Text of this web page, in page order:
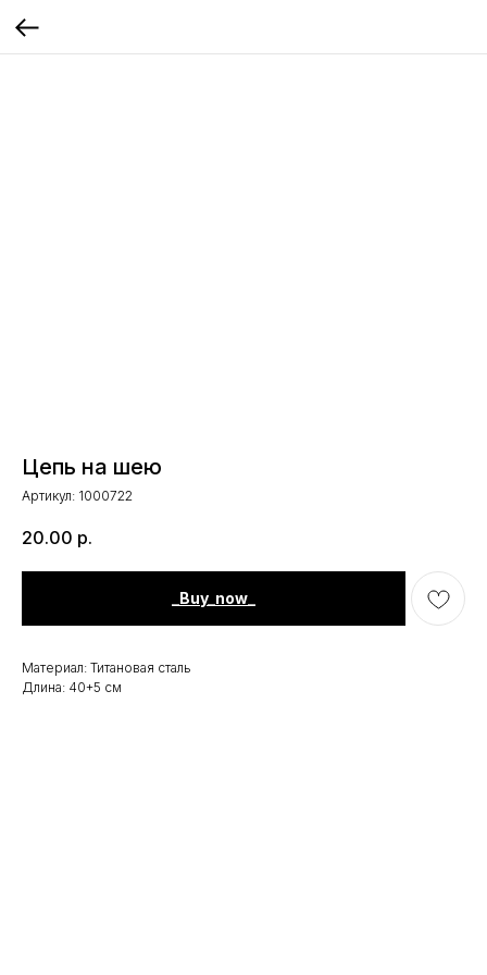
Цепь на шею
Артикул: 1000722
20.00 р.
_Buy_now_
Материал: Титановая сталь
Длина: 40+5 см